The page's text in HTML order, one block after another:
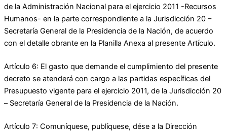
de la Administración Nacional para el ejercicio 2011 -Recursos
Humanos- en la parte correspondiente a la Jurisdicción 20 –
Secretaría General de la Presidencia de la Nación, de acuerdo
con el detalle obrante en la Planilla Anexa al presente Artículo.
Artículo 6: El gasto que demande el cumplimiento del presente
decreto se atenderá con cargo a las partidas específicas del
Presupuesto vigente para el ejercicio 2011, de la Jurisdicción 20
– Secretaría General de la Presidencia de la Nación.
Artículo 7: Comuníquese, publíquese, dése a la Dirección